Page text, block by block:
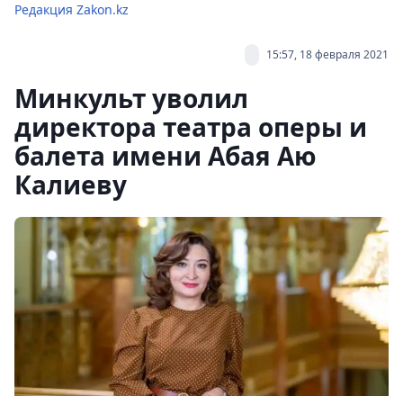
Редакция Zakon.kz
15:57, 18 февраля 2021
Минкульт уволил
директора театра оперы и
балета имени Абая Аю
Калиеву